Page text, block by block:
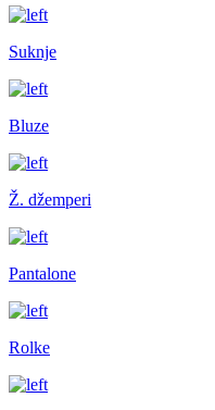
Suknje
Bluze
Ž. džemperi
Pantalone
Rolke